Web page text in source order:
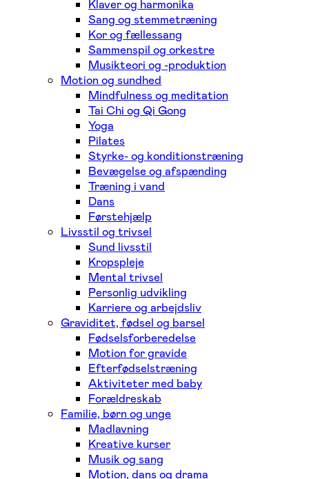
Klaver og harmonika
Sang og stemmetræning
Kor og fællessang
Sammenspil og orkestre
Musikteori og -produktion
Motion og sundhed
Mindfulness og meditation
Tai Chi og Qi Gong
Yoga
Pilates
Styrke- og konditionstræning
Bevægelse og afspænding
Træning i vand
Dans
Førstehjælp
Livsstil og trivsel
Sund livsstil
Kropspleje
Mental trivsel
Personlig udvikling
Karriere og arbejdsliv
Graviditet, fødsel og barsel
Fødselsforberedelse
Motion for gravide
Efterfødselstræning
Aktiviteter med baby
Forældreskab
Familie, børn og unge
Madlavning
Kreative kurser
Musik og sang
Motion, dans og drama